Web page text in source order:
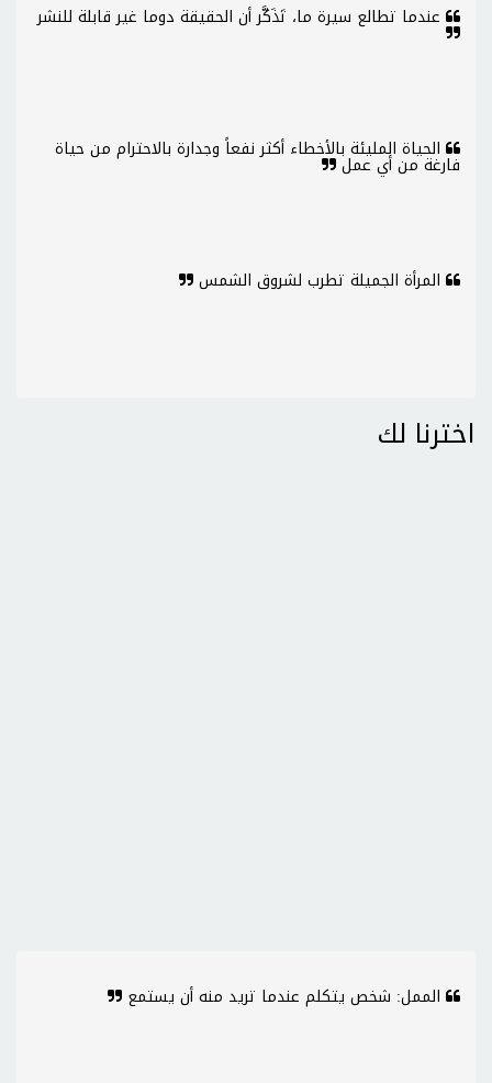
عندما تطالع سيرة ما، تَذَكَّر أن الحقيقة دوما غير قابلة للنشر
الحياة المليئة بالأخطاء أكثر نفعاً وجدارة بالاحترام من حياة
فارغة من أي عمل
المرأة الجميلة تطرب لشروق الشمس
اخترنا لك
الممل: شخص يتكلم عندما تريد منه أن يستمع